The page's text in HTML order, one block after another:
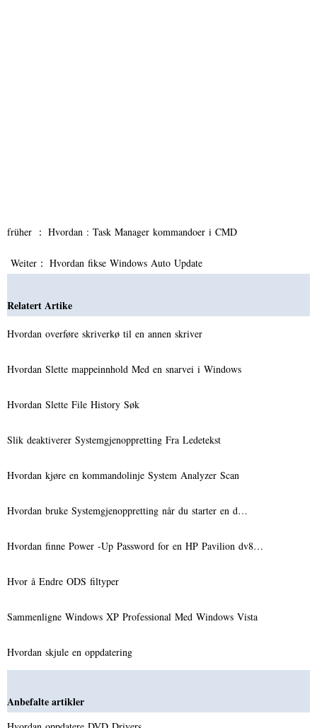
früher ： Hvordan : Task Manager kommandoer i CMD
Weiter： Hvordan fikse Windows Auto Update
Relatert Artike
Hvordan overføre skriverkø til en annen skriver
Hvordan Slette mappeinnhold Med en snarvei i Windows
Hvordan Slette File History Søk
Slik deaktiverer Systemgjenoppretting Fra Ledetekst
Hvordan kjøre en kommandolinje System Analyzer Scan
Hvordan bruke Systemgjenoppretting når du starter en d…
Hvordan finne Power -Up Password for en HP Pavilion dv8…
Hvor å Endre ODS filtyper
Sammenligne Windows XP Professional Med Windows Vista
Hvordan skjule en oppdatering
Anbefalte artikler